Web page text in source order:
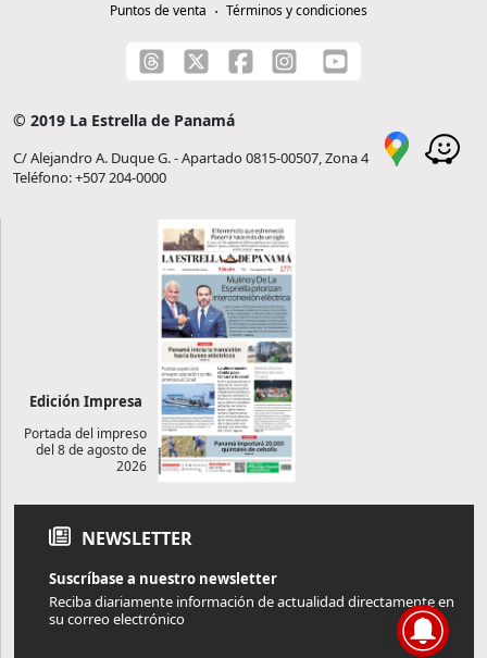
Puntos de venta
Términos y condiciones
© 2019 La Estrella de Panamá
C/ Alejandro A. Duque G. - Apartado 0815-00507, Zona 4
Teléfono: +507 204-0000
Edición Impresa
Portada del impreso
del 8 de agosto de
2026
NEWSLETTER
Suscríbase a nuestro newsletter
Reciba diariamente información de actualidad directamente en
su correo electrónico